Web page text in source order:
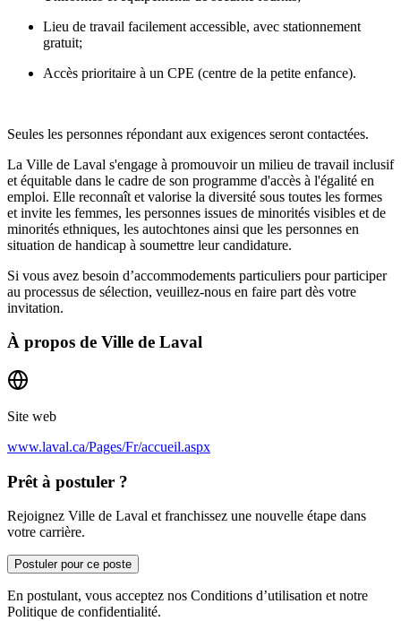
Lieu de travail facilement accessible, avec stationnement
gratuit;
Accès prioritaire à un CPE (centre de la petite enfance).
Seules les personnes répondant aux exigences seront contactées.
La Ville de Laval s'engage à promouvoir un milieu de travail inclusif
et équitable dans le cadre de son programme d'accès à l'égalité en
emploi. Elle reconnaît et valorise la diversité sous toutes les formes
et invite les femmes, les personnes issues de minorités visibles et de
minorités ethniques, les autochtones ainsi que les personnes en
situation de handicap à soumettre leur candidature.
Si vous avez besoin d’accommodements particuliers pour participer
au processus de sélection, veuillez-nous en faire part dès votre
invitation.
À propos de Ville de Laval
Site web
www.laval.ca/Pages/Fr/accueil.aspx
Prêt à postuler ?
Rejoignez Ville de Laval et franchissez une nouvelle étape dans
votre carrière.
Postuler pour ce poste
En postulant, vous acceptez nos Conditions d’utilisation et notre
Politique de confidentialité.